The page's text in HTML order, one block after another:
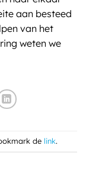
aan besteed
van het
weten we
de link.